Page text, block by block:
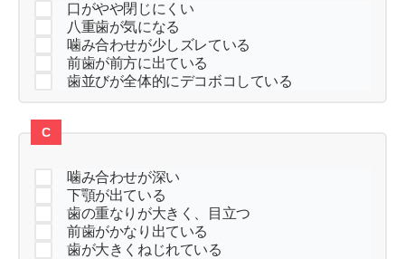
口がやや閉じにくい
八重歯が気になる
噛み合わせが少しズレている
前歯が前方に出ている
歯並びが全体的にデコボコしている
C
噛み合わせが深い
下顎が出ている
歯の重なりが大きく、目立つ
前歯がかなり出ている
歯が大きくねじれている